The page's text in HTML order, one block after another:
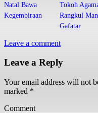
Natal Bawa
Kegembiraan
Tokoh
Rangkul
Gafatar
Leave a comment
Leave a Reply
Your email address will not
marked *
Comment